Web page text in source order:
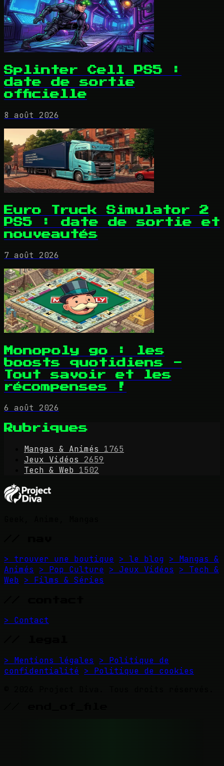
Splinter Cell PS5 :
date de sortie
officielle
8 août 2026
Euro Truck Simulator 2
PS5 : date de sortie et
nouveautés
7 août 2026
Monopoly go : les
boosts quotidiens -
Tout savoir et les
récompenses !
6 août 2026
Rubriques
Mangas & Animés
1765
Jeux Vidéos
2659
Tech & Web 1502
> trouver une boutique > le blog > Mangas &
Animés
> Pop Culture > Jeux Vidéos
> Tech &
Web > Films & Séries
> Contact
> Mentions légales
> Politique de
confidentialité > Politique de cookies